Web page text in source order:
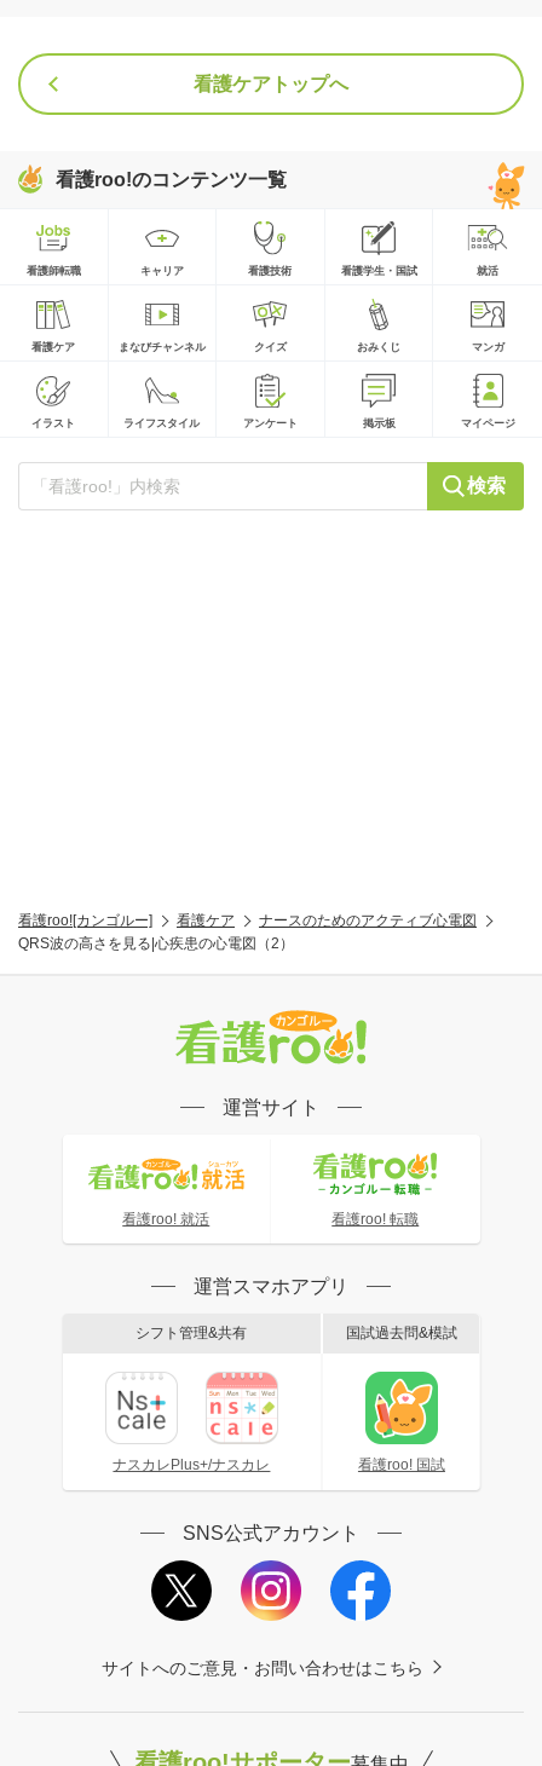
看護ケアトップへ
看護roo!のコンテンツ一覧
看護師転職 キャリア 看護技術 看護学生・国試 就活
看護ケア まなびチャンネル クイズ おみくじ マンガ
イラスト ライフスタイル アンケート 掲示板 マイページ
検索
看護roo![カンゴルー] 看護ケア
ナースのためのアクティブ心電図
QRS波の高さを見る|心疾患の心電図（2）
運営サイト
看護roo! 就活 看護roo! 転職
運営スマホアプリ
シフト管理&共有
ナスカレPlus+/ナスカレ
国試過去問&模試
看護roo! 国試
SNS公式アカウント
サイトへのご意見・お問い合わせはこちら